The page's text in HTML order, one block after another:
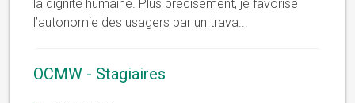
la dignité humaine. Plus précisément, je favorise
l’autonomie des usagers par un trava...
OCMW - Stagiaires